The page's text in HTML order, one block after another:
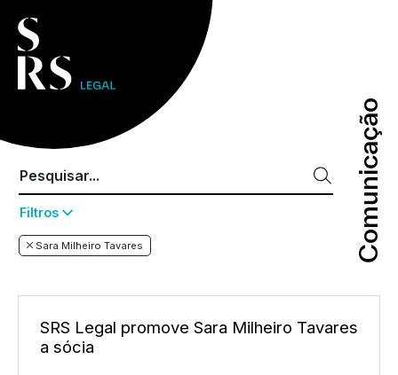
Comunicação
Comunicação
Filtros
Sara Milheiro Tavares
SRS Legal promove Sara Milheiro Tavares
a sócia